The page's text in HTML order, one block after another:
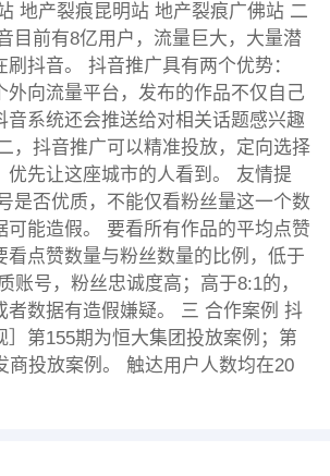
地产裂痕昆明站 地产裂痕广佛站 二
目前有8亿用户，流量巨大，大量潜
抖音。 抖音推广具有两个优势：
外向流量平台，发布的作品不仅自己
音系统还会推送给对相关话题感兴趣
，抖音推广可以精准投放，定向选择
优先让这座城市的人看到。 友情提
是否优质，不能仅看粉丝量这一个数
可能造假。 要看所有作品的平均点赞
看点赞数量与粉丝数量的比例，低于
账号，粉丝忠诚度高；高于8:1的，
者数据有造假嫌疑。 三 合作案例 抖
］第155期为恒大集团投放案例；第
商投放案例。 触达用户人数均在20